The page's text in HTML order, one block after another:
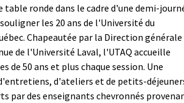
table ronde dans le cadre d'une demi-
les 20 ans de l'Université du
Chapeautée par la Direction générale
de l'Université Laval, l'UTAQ accueille
de 50 ans et plus chaque session. Une
d'ateliers et de petits-
par des enseignants chevronnés